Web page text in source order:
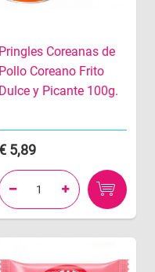
Pringles Coreanas de
Pollo Coreano Frito
Dulce y Picante 100g.
5,89
 